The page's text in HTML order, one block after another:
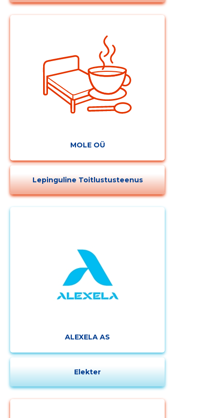
MOLE OÜ
Lepinguline Toitlustusteenus
ALEXELA AS
Elekter
MUUDA